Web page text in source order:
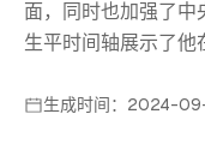
面，同时也加强了
生平时间轴展示了他
生成时间：2024-